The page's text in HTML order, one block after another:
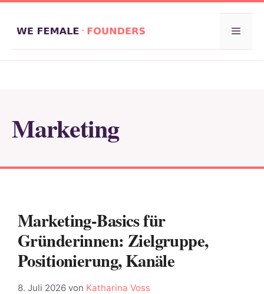
Menü
Marketing
Marketing-Basics für
Gründerinnen: Zielgruppe,
Positionierung, Kanäle
8. Juli 2026 von Katharina Voss